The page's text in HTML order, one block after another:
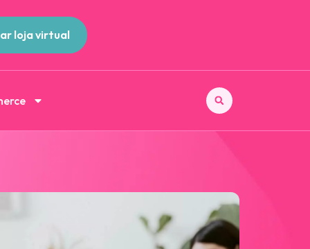
loja virtual